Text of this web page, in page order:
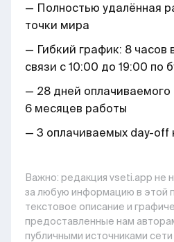
— Полностью удалённая
точки мира
— Гибкий график: 8 часов
связи с 10:00 до 19:00 по
— 28 дней оплачиваемого
6 месяцев работы
— 3 оплачиваемых day-
Важно: pедакция vseti.app не
за любую информацию в этой
текстовое описание и
предоставленные нам
публичными источниками